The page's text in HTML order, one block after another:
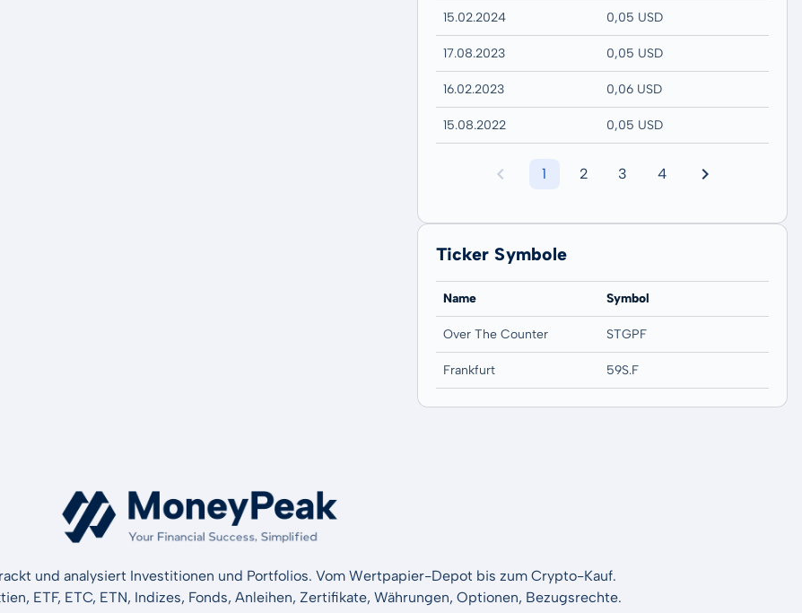
15.02.2024 0,05 USD
17.08.2023 0,05 USD
16.02.2023 0,06 USD
15.08.2022 0,05 USD
1 2 3 4
Ticker Symbole
Name Symbol
Over The Counter STGPF
Frankfurt 59S.F
und analysiert Investitionen und Portfolios. Vom Wertpapier-Depot bis zum Crypto-Kauf.
ETF, ETC, ETN, Indizes, Fonds, Anleihen, Zertifikate, Währungen, Optionen, Bezugsrechte.